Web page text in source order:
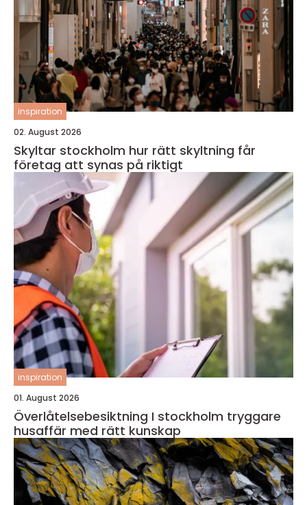
inspiration
02. August 2026
Skyltar stockholm hur rätt skyltning får
företag att synas på riktigt
inspiration
01. August 2026
Överlåtelsebesiktning I stockholm tryggare
husaffär med rätt kunskap